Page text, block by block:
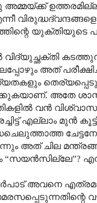
ഉത്തരമില്ല.
യുക്തിയുടെ
വിദ്യുച്ഛക്തി
അത്
വൻ
എല്ലാം മുൻ
അത് ചില
“സയൻസില്ലേ”?
അവനെ